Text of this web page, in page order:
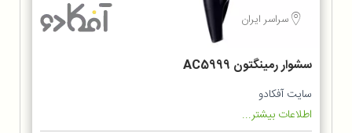
سراسر ایران
سشوار رمینگتون AC5999
سایت آفکادو
اطلاعات بیشتر...